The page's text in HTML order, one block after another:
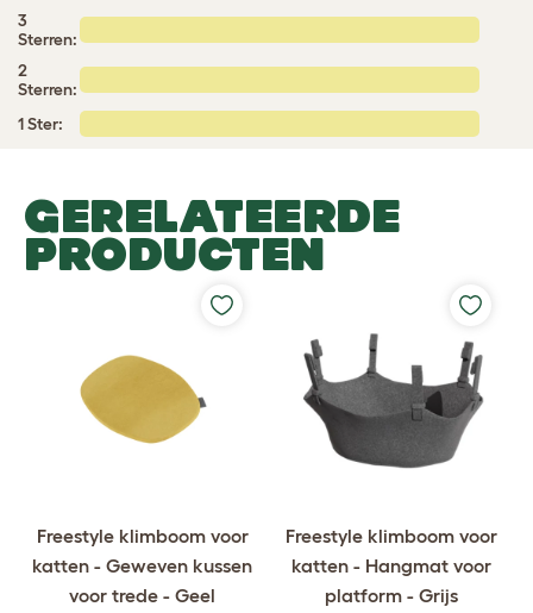
3
Sterren:
2
Sterren:
1 Ster:
GERELATEERDE
PRODUCTEN
Freestyle klimboom voor
katten - Geweven kussen
voor trede - Geel
Freestyle klimboom voor
katten - Hangmat voor
platform - Grijs